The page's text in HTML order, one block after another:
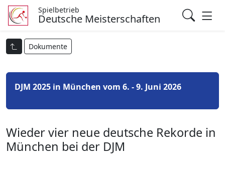
Spielbetrieb
Deutsche Meisterschaften
Dokumente
DJM 2025 in München vom 6. - 9. Juni 2026
Wieder vier neue deutsche Rekorde in
München bei der DJM